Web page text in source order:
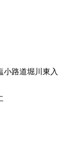
路道堀川東入